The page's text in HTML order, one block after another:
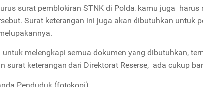
surat pemblokiran STNK di Polda, kamu juga harus
Surat keterangan ini juga akan dibutuhkan untuk
melengkapi semua dokumen yang dibutuhkan,
surat keterangan dari Direktorat Reserse, ada cukup
Penduduk (fotokopi)